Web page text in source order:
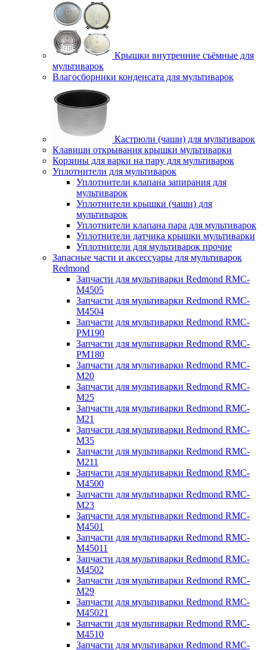
Крышки внутренние съёмные для
мультиварок
Влагосборники конденсата для мультиварок
Кастрюли (чаши) для мультиварок
Клавиши открывания крышки мультиварки
Корзины для варки на пару для мультиварок
Уплотнители для мультиварок
Уплотнители клапана запирания для
мультиварок
Уплотнители крышки (чаши) для
мультиварок
Уплотнители клапана пара для мультиварок
Уплотнители датчика крышки мультиварки
Уплотнители для мультиварок прочие
Запасные части и аксессуары для мультиварок
Redmond
Запчасти для мультиварки Redmond RMC-
M4505
Запчасти для мультиварки Redmond RMC-
M4504
Запчасти для мультиварки Redmond RMC-
PM190
Запчасти для мультиварки Redmond RMC-
PM180
Запчасти для мультиварки Redmond RMC-
M20
Запчасти для мультиварки Redmond RMC-
M25
Запчасти для мультиварки Redmond RMC-
M21
Запчасти для мультиварки Redmond RMC-
M35
Запчасти для мультиварки Redmond RMC-
M211
Запчасти для мультиварки Redmond RMC-
M4500
Запчасти для мультиварки Redmond RMC-
M23
Запчасти для мультиварки Redmond RMC-
M4501
Запчасти для мультиварки Redmond RMC-
M45011
Запчасти для мультиварки Redmond RMC-
M4502
Запчасти для мультиварки Redmond RMC-
M29
Запчасти для мультиварки Redmond RMC-
M45021
Запчасти для мультиварки Redmond RMC-
M4510
Запчасти для мультиварки Redmond RMC-